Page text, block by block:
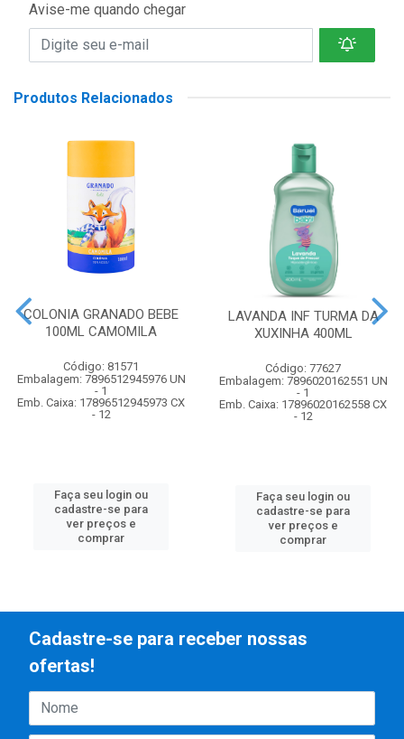
Avise-me quando chegar
Produtos Relacionados
COLONIA GRANADO BEBE
100ML CAMOMILA
Código: 81571
Embalagem: 7896512945976 UN
- 1
Emb. Caixa: 17896512945973 CX
- 12
Faça seu login ou
cadastre-se para
ver preços e
comprar
LAVANDA INF TURMA DA
XUXINHA 400ML
Código: 77627
Embalagem: 7896020162551 UN
- 1
Emb. Caixa: 17896020162558 CX
- 12
Faça seu login ou
cadastre-se para
ver preços e
comprar
Cadastre-se para receber nossas
ofertas!